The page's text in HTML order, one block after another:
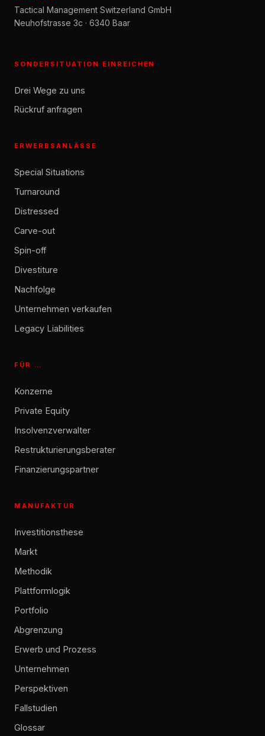
Tactical Management Switzerland GmbH
Neuhofstrasse 3c · 6340 Baar
SONDERSITUATION EINREICHEN
Drei Wege zu uns
Rückruf anfragen
ERWERBSANLÄSSE
Special Situations
Turnaround
Distressed
Carve-out
Spin-off
Divestiture
Nachfolge
Unternehmen verkaufen
Legacy Liabilities
FÜR …
Konzerne
Private Equity
Insolvenzverwalter
Restrukturierungsberater
Finanzierungspartner
MANUFAKTUR
Investitionsthese
Markt
Methodik
Plattformlogik
Portfolio
Abgrenzung
Erwerb und Prozess
Unternehmen
Perspektiven
Fallstudien
Glossar